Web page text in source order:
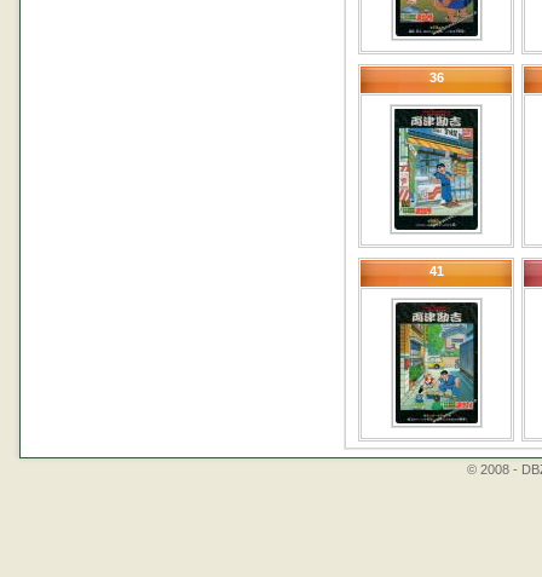
36
41
© 2008 -